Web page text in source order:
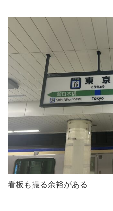
看板も撮る余裕がある